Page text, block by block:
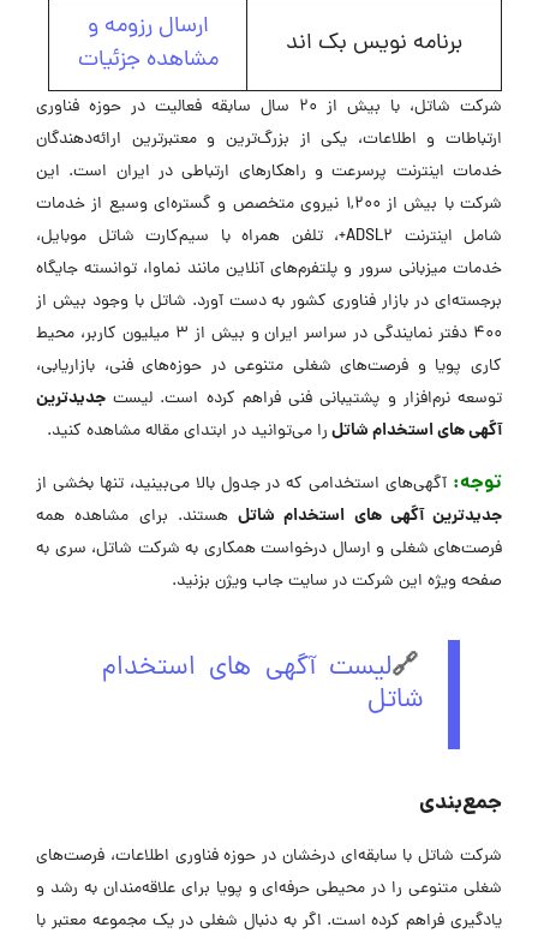
برنامه نویس بک اند
ارسال رزومه و
مشاهده جزئیات
شرکت شاتل، با بیش از 20 سال سابقه فعالیت در حوزه فناوری
ارتباطات و اطلاعات، یکی از بزرگ‌ترین و معتبرترین ارائه‌دهندگان
خدمات اینترنت پرسرعت و راهکارهای ارتباطی در ایران است. این
شرکت با بیش از 1,200 نیروی متخصص و گستره‌ای وسیع از خدمات
شامل اینترنت ADSL2+، تلفن همراه با سیم‌کارت شاتل موبایل،
خدمات میزبانی سرور و پلتفرم‌های آنلاین مانند نماوا، توانسته جایگاه
برجسته‌ای در بازار فناوری کشور به دست آورد. شاتل با وجود بیش از
400 دفتر نمایندگی در سراسر ایران و بیش از 3 میلیون کاربر، محیط
کاری پویا و فرصت‌های شغلی متنوعی در حوزه‌های فنی، بازاریابی،
توسعه نرم‌افزار و پشتیبانی فنی فراهم کرده است. لیست جدیدترین
آگهی های استخدام شاتلرا می‌توانید در ابتدای مقاله مشاهده کنید.
توجه: آگهی‌های استخدامی که در جدول بالا می‌بینید، تنها بخشی از
جدیدترین آگهی های استخدام شاتل هستند. برای مشاهده همه
فرصت‌های شغلی و ارسال درخواست همکاری به شرکت شاتل، سری به
صفحه ویژه این شرکت در ‌سایت جاب ویژن بزنید.
🔗لیست آگهی های استخدام
شاتل
جمع‌بندی
شرکت شاتل با سابقه‌ای درخشان در حوزه فناوری اطلاعات، فرصت‌های
شغلی متنوعی را در محیطی حرفه‌ای و پویا برای علاقه‌مندان به رشد و
یادگیری فراهم کرده است. اگر به دنبال شغلی در یک مجموعه معتبر با